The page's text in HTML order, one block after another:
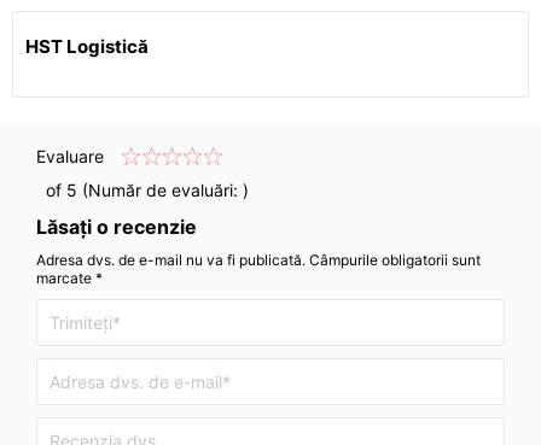
HST Logistică
Evaluare
of 5 (Număr de evaluări: )
Lăsați o recenzie
Adresa dvs. de e-mail nu va fi publicată. Câmpurile obligatorii sunt
marcate *